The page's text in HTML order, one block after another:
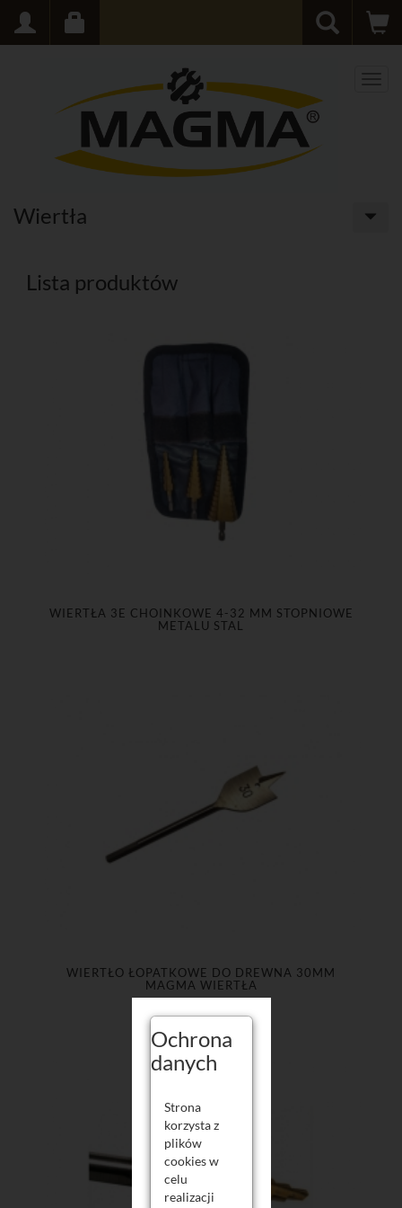
Wiertła
Lista produktów
WIERTŁA 3E CHOINKOWE 4-32 MM STOPNIOWE
METALU STAL
WIERTŁO ŁOPATKOWE DO DREWNA 30MM
MAGMA WIERTŁA
Ochrona
danych
Strona
korzysta z
plików
cookies w
celu
realizacji